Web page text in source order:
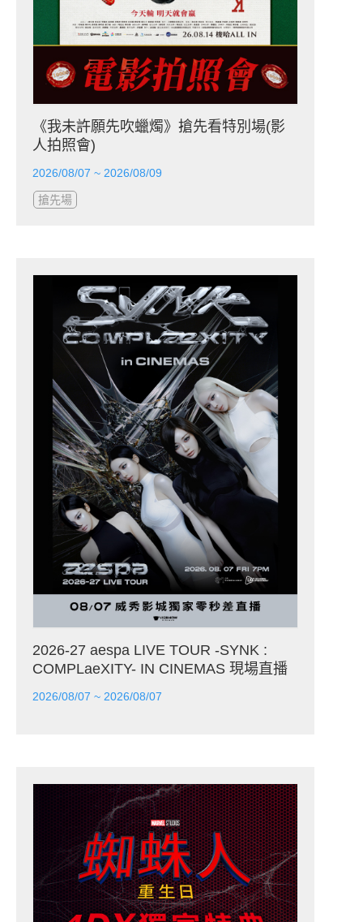
《我未許願先吹蠟燭》搶先看特別場(影
人拍照會)
2026/08/07 ~ 2026/08/09
搶先場
2026-27 aespa LIVE TOUR -SYNK :
COMPLaeXITY- IN CINEMAS 現場直播
2026/08/07 ~ 2026/08/07